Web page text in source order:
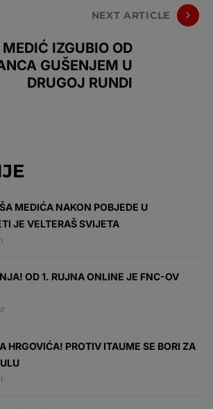
NEXT ARTICLE
MEDIĆ IZGUBIO OD
GUŠENJEM U
DRUGOJ RUNDI
MEDIĆA NAKON POBJEDE U
JE VELTERAŠ SVIJETA
OD 1. RUJNA ONLINE JE FNC-OV
HRGOVIĆA! PROTIV ITAUME SE BORI ZA